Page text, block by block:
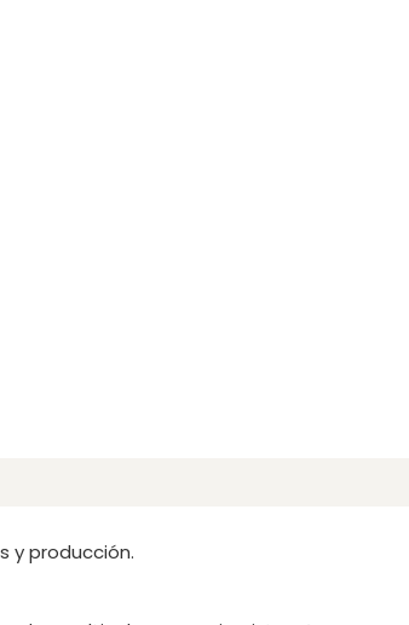
y producción.